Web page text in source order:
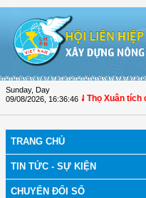
Sunday, Day
09/08/2026 16:36:47
Hội LHPN Thọ Xuân tích cực
TRANG CHỦ
TIN TỨC - SỰ KIỆN
CHUYỂN ĐỔI SỐ